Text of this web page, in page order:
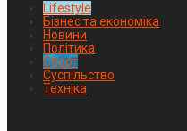
Lifestyle
Бізнес та економіка
Новини
Політика
Спорт
Суспільство
Техніка